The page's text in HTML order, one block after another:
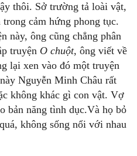
thôi. Sở trường tả loài vật,
cảm hứng phong tục.
này, ông cũng chẳng phân
truyện O chuột, ông viết về
lại xen vào đó một truyện
Nguyễn Minh Châu rất
không khác gì con vật. Vợ
bản năng tình dục.Và họ bỏ
không sống nổi với nhau